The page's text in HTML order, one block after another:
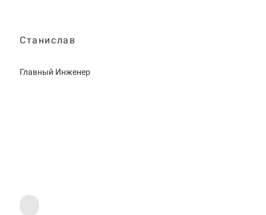
Станислав
Главный Инженер